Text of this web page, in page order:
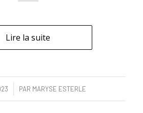
Lire la suite
PAR MARYSE ESTERLE